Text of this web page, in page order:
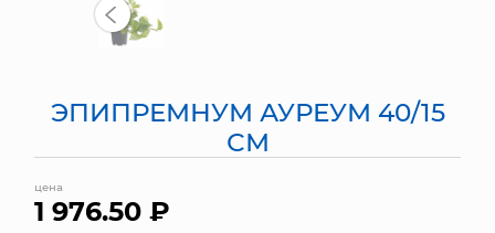
ЯЩИКИ
СУНДУКИ
ИСКУССТВЕННЫЕ ЦВЕТЫ
ЭПИПРЕМНУМ АУРЕУМ 40/15
СМ
цена
1 976.50 ₽